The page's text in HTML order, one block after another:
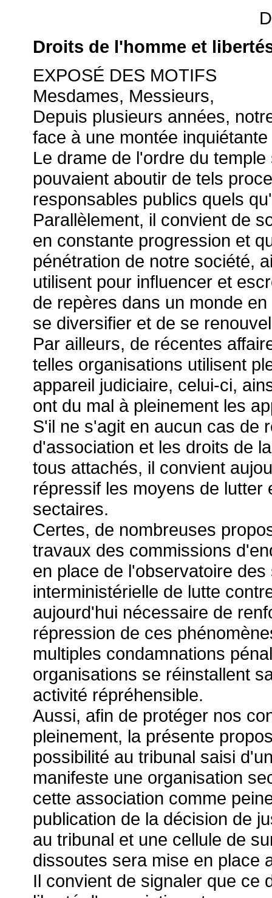
Droits de l'homme et
EXPOSÉ DES MOTIFS
Mesdames, Messieurs,
Depuis plusieurs années,
face à une montée
Le drame de l'ordre du
pouvaient aboutir de tels
responsables publics quels
Parallèlement, il convient de
en constante progression et
pénétration de notre société,
utilisent pour influencer et
de repères dans un monde
se diversifier et de se
Par ailleurs, de récentes
telles organisations utilisent
appareil judiciaire, celui-ci,
ont du mal à pleinement les
S'il ne s'agit en aucun cas de
d'association et les droits de
tous attachés, il convient
répressif les moyens de
sectaires.
Certes, de nombreuses
travaux des commissions
en place de l'observatoire
interministérielle de lutte
aujourd'hui nécessaire de
répression de ces
multiples condamnations
organisations se réinstallent
activité répréhensible.
Aussi, afin de protéger nos
pleinement, la présente
possibilité au tribunal saisi
manifeste une organisation
cette association comme
publication de la décision de
au tribunal et une cellule de
dissoutes sera mise en place
Il convient de signaler que ce